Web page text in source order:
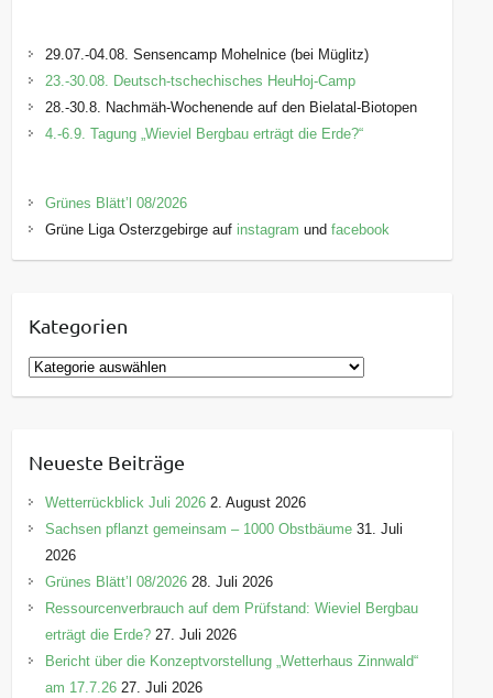
29.07.-04.08. Sensencamp Mohelnice (bei Müglitz)
23.-30.08. Deutsch-tschechisches HeuHoj-Camp
28.-30.8. Nachmäh-Wochenende auf den Bielatal-Biotopen
4.-6.9. Tagung „Wieviel Bergbau erträgt die Erde?“
Grünes Blätt’l 08/2026
Grüne Liga Osterzgebirge auf instagram undfacebook
Kategorien
K
a
g
o
r
e
n
Neueste Beiträge
Wetterrückblick Juli 2026 2. August 2026
Sachsen pflanzt gemeinsam – 1000 Obstbäume 31. Juli
2026
Grünes Blätt’l 08/2026 28. Juli 2026
Ressourcenverbrauch auf dem Prüfstand: Wieviel Bergbau
erträgt die Erde? 27. Juli 2026
Bericht über die Konzeptvorstellung „Wetterhaus Zinnwald“
am 17.7.26 27. Juli 2026